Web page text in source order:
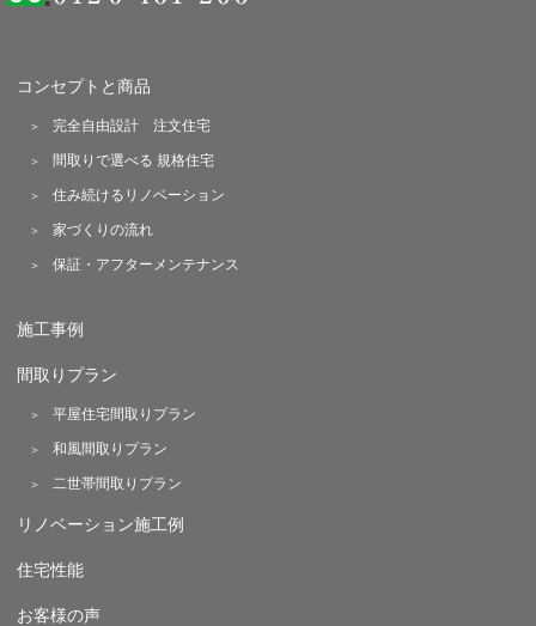
コンセプトと商品
完全自由設計 注文住宅
間取りで選べる 規格住宅
住み続けるリノベーション
家づくりの流れ
保証・アフターメンテナンス
施工事例
間取りプラン
平屋住宅間取りプラン
和風間取りプラン
二世帯間取りプラン
リノベーション施工例
住宅性能
お客様の声